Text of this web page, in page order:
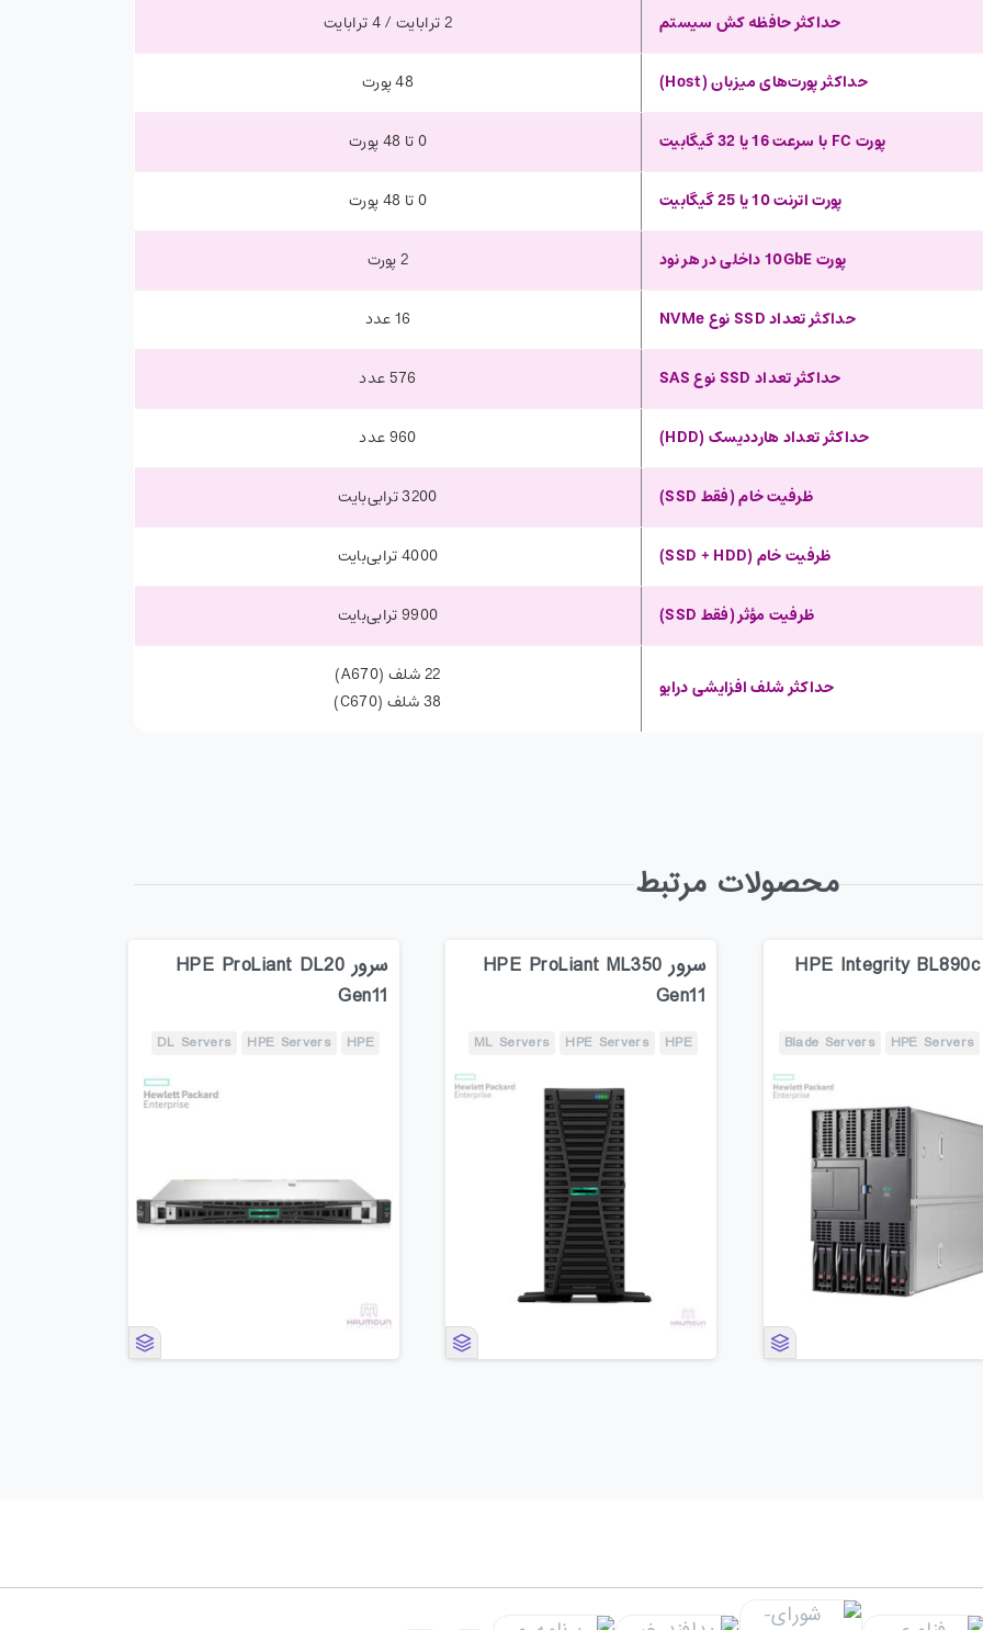
حداکثر حافظه کش سیستم 2 ترابایت / 4 ترابایت
حداکثر پورت‌های میزبان (Host) 48 پورت
پورت FC با سرعت 16 یا 32 گیگابیت 0 تا 48 پورت
پورت اترنت 10 یا 25 گیگابیت 0 تا 48 پورت
پورت 10GbE داخلی در هر نود 2 پورت
حداکثر تعداد SSD نوع NVMe 16 عدد
حداکثر تعداد SSD نوع SAS 576 عدد
حداکثر تعداد هارددیسک (HDD) 960 عدد
ظرفیت خام (فقط SSD) 3200 ترابی‌بایت
ظرفیت خام (SSD + HDD) 4000 ترابی‌بایت
ظرفیت مؤثر (فقط SSD) 9900 ترابی‌بایت
حداکثر شلف افزایشی درایو
22 شلف (A670)
38 شلف (C670)
محصولات مرتبط
سرور HPE Integrity BL890c
HPE Servers
Blade Servers
سرور HPE ProLiant ML350
Gen11
HPE
HPE Servers
ML Servers
سرور HPE ProLiant DL20
Gen11
HPE
HPE Servers
DL Servers